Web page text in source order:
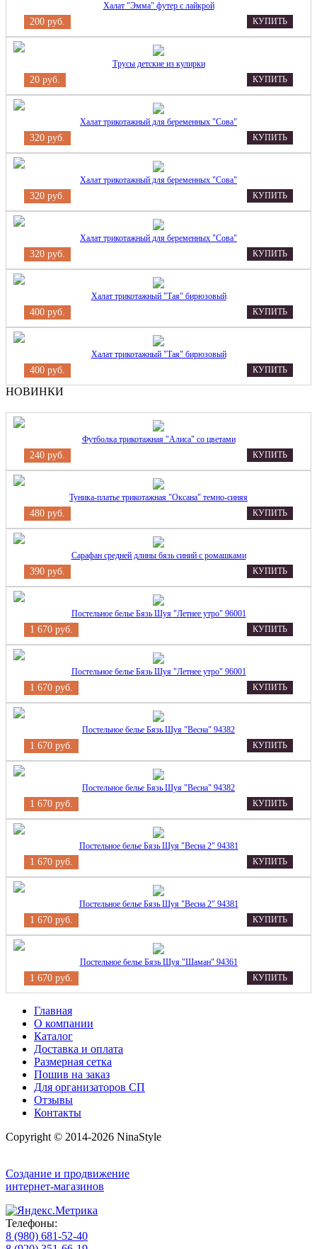
Халат "Эмма" футер с лайкрой
200 руб. КУПИТЬ
Трусы детские из кулирки
20 руб. КУПИТЬ
Халат трикотажный для беременных "Сова"
320 руб. КУПИТЬ
Халат трикотажный для беременных "Сова"
320 руб. КУПИТЬ
Халат трикотажный для беременных "Сова"
320 руб. КУПИТЬ
Халат трикотажный "Тая" бирюзовый
400 руб. КУПИТЬ
Халат трикотажный "Тая" бирюзовый
400 руб. КУПИТЬ
НОВИНКИ
Футболка трикотажная "Алиса" со цветами
240 руб. КУПИТЬ
Туника-платье трикотажная "Оксана" темно-синяя
480 руб. КУПИТЬ
Сарафан средней длины бязь синий с ромашками
390 руб. КУПИТЬ
Постельное белье Бязь Шуя "Летнее утро" 96001
1 670 руб. КУПИТЬ
Постельное белье Бязь Шуя "Летнее утро" 96001
1 670 руб. КУПИТЬ
Постельное белье Бязь Шуя "Весна" 94382
1 670 руб. КУПИТЬ
Постельное белье Бязь Шуя "Весна" 94382
1 670 руб. КУПИТЬ
Постельное белье Бязь Шуя "Весна 2" 94381
1 670 руб. КУПИТЬ
Постельное белье Бязь Шуя "Весна 2" 94381
1 670 руб. КУПИТЬ
Постельное белье Бязь Шуя "Шаман" 94361
1 670 руб. КУПИТЬ
Главная
О компании
Каталог
Доставка и оплата
Размерная сетка
Пошив на заказ
Для организаторов СП
Отзывы
Контакты
Copyright © 2014-2026 NinaStyle
Создание и продвижение
интернет-магазинов
Телефоны:
8 (980) 681-52-40